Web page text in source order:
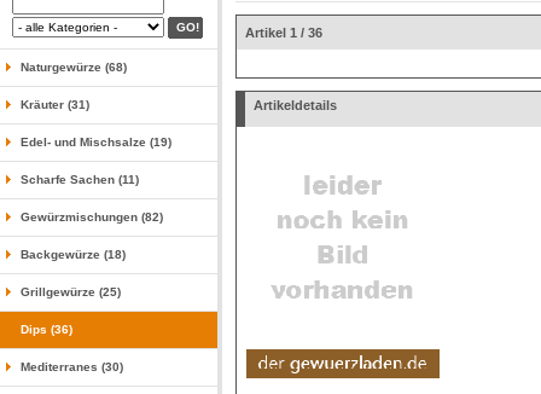
Naturgewürze (68)
Kräuter (31)
Edel- und Mischsalze (19)
Scharfe Sachen (11)
Gewürzmischungen (82)
Backgewürze (18)
Grillgewürze (25)
Dips (36)
Mediterranes (30)
Artikel 1 / 36
Artikeldetails